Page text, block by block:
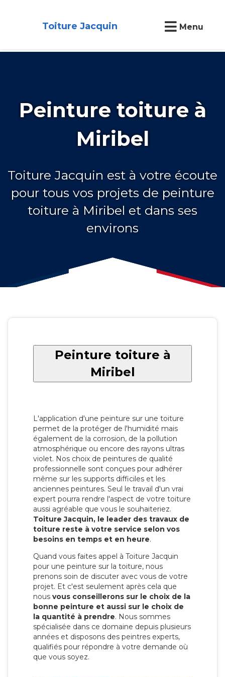
Toiture Jacquin Menu
Peinture toiture à
Miribel
Toiture Jacquin est à votre écoute
pour tous vos projets de peinture
toiture à Miribel et dans ses
environs
Peinture toiture à
Miribel
L'application d'une peinture sur une toiture
permet de la protéger de l'humidité mais
également de la corrosion, de la pollution
atmosphérique ou encore des rayons ultras
violet. Nos choix de peintures de qualité
professionnelle sont conçues pour adhérer
même sur les supports difficiles et les
anciennes peintures. Seul le travail d'un vrai
expert pourra rendre l'aspect de votre toiture
aussi agréable que vous le souhaiteriez.
Toiture Jacquin, le leader des travaux de
toiture reste à votre service selon vos
besoins en temps et en heure.
Quand vous faites appel à Toiture Jacquin
pour une peinture sur la toiture, nous
prenons soin de discuter avec vous de votre
projet. Et c'est seulement après cela que
nous vous conseillerons sur le choix de la
bonne peinture et aussi sur le choix de
la quantité à prendre. Nous sommes
spécialisée dans ce domaine depuis plusieurs
années et disposons des peintres experts,
qualifiés pour répondre à votre demande où
que vous soyez.